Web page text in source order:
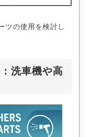
ツの使用を検討し
洗車機や高